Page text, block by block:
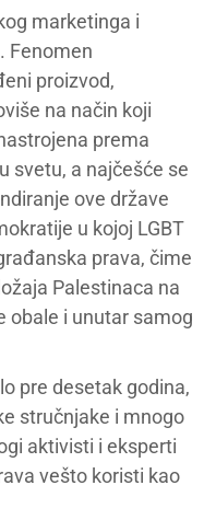
marketinga i
Fenomen
proizvod,
na način koji
prema
svetu, a najčešće se
ove države
u kojoj LGBT
prava, čime
Palestinaca na
obale i unutar samog
pre desetak godina,
stručnjake i mnogo
aktivisti i eksperti
vešto koristi kao